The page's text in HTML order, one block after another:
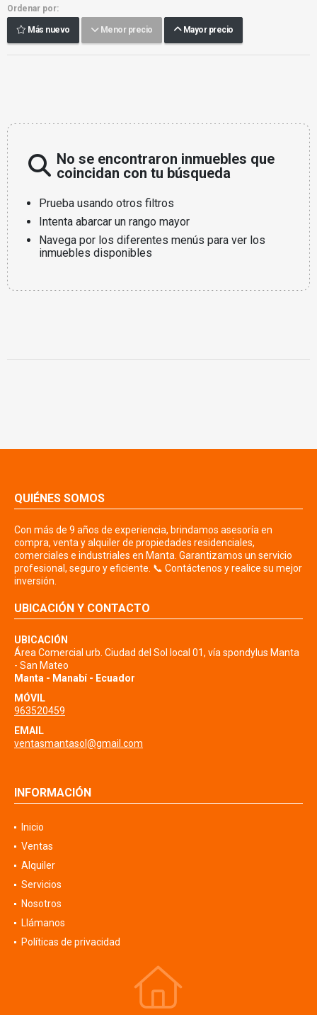
Ordenar por:
Más nuevo Menor precio Mayor precio
No se encontraron inmuebles que
coincidan con tu búsqueda
Prueba usando otros filtros
Intenta abarcar un rango mayor
Navega por los diferentes menús para ver los
inmuebles disponibles
QUIÉNES SOMOS
Con más de 9 años de experiencia, brindamos asesoría en
compra, venta y alquiler de propiedades residenciales,
comerciales e industriales en Manta. Garantizamos un servicio
profesional, seguro y eficiente. 📞 Contáctenos y realice su mejor
inversión.
UBICACIÓN Y CONTACTO
UBICACIÓN
Área Comercial urb. Ciudad del Sol local 01, vía spondylus Manta
- San Mateo
Manta - Manabí - Ecuador
MÓVIL
963520459
EMAIL
ventasmantasol@gmail.com
INFORMACIÓN
Inicio
Ventas
Alquiler
Servicios
Nosotros
Llámanos
Políticas de privacidad